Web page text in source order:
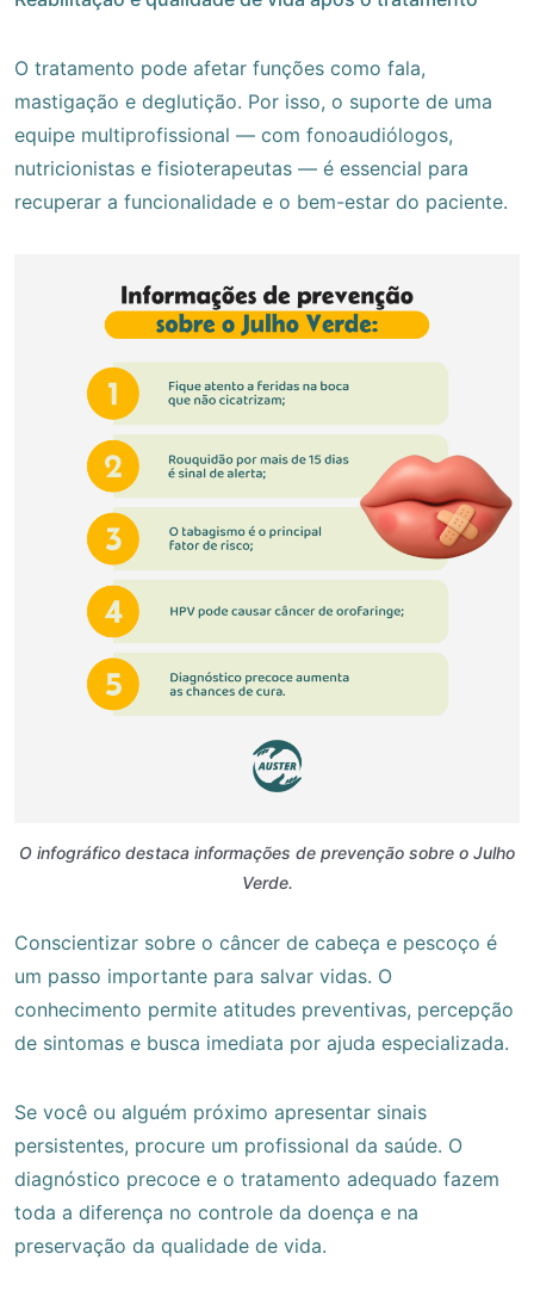
O tratamento pode afetar funções como fala,
mastigação e deglutição. Por isso, o suporte de uma
equipe multiprofissional — com fonoaudiólogos,
nutricionistas e fisioterapeutas — é essencial para
recuperar a funcionalidade e o bem-estar do paciente.
O infográfico destaca informações de prevenção sobre o Julho
Verde.
Conscientizar sobre o câncer de cabeça e pescoço é
um passo importante para salvar vidas. O
conhecimento permite atitudes preventivas, percepção
de sintomas e busca imediata por ajuda especializada.
Se você ou alguém próximo apresentar sinais
persistentes, procure um profissional da saúde. O
diagnóstico precoce e o tratamento adequado fazem
toda a diferença no controle da doença e na
preservação da qualidade de vida.